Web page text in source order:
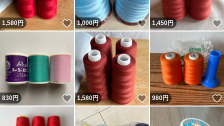
1,580円 いいね！
1,000円 いいね！
1,450円
830円 いいね！
1,580円 いいね！
980円